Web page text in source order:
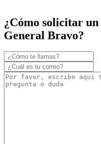
¿Cómo solicitar
General Bravo?